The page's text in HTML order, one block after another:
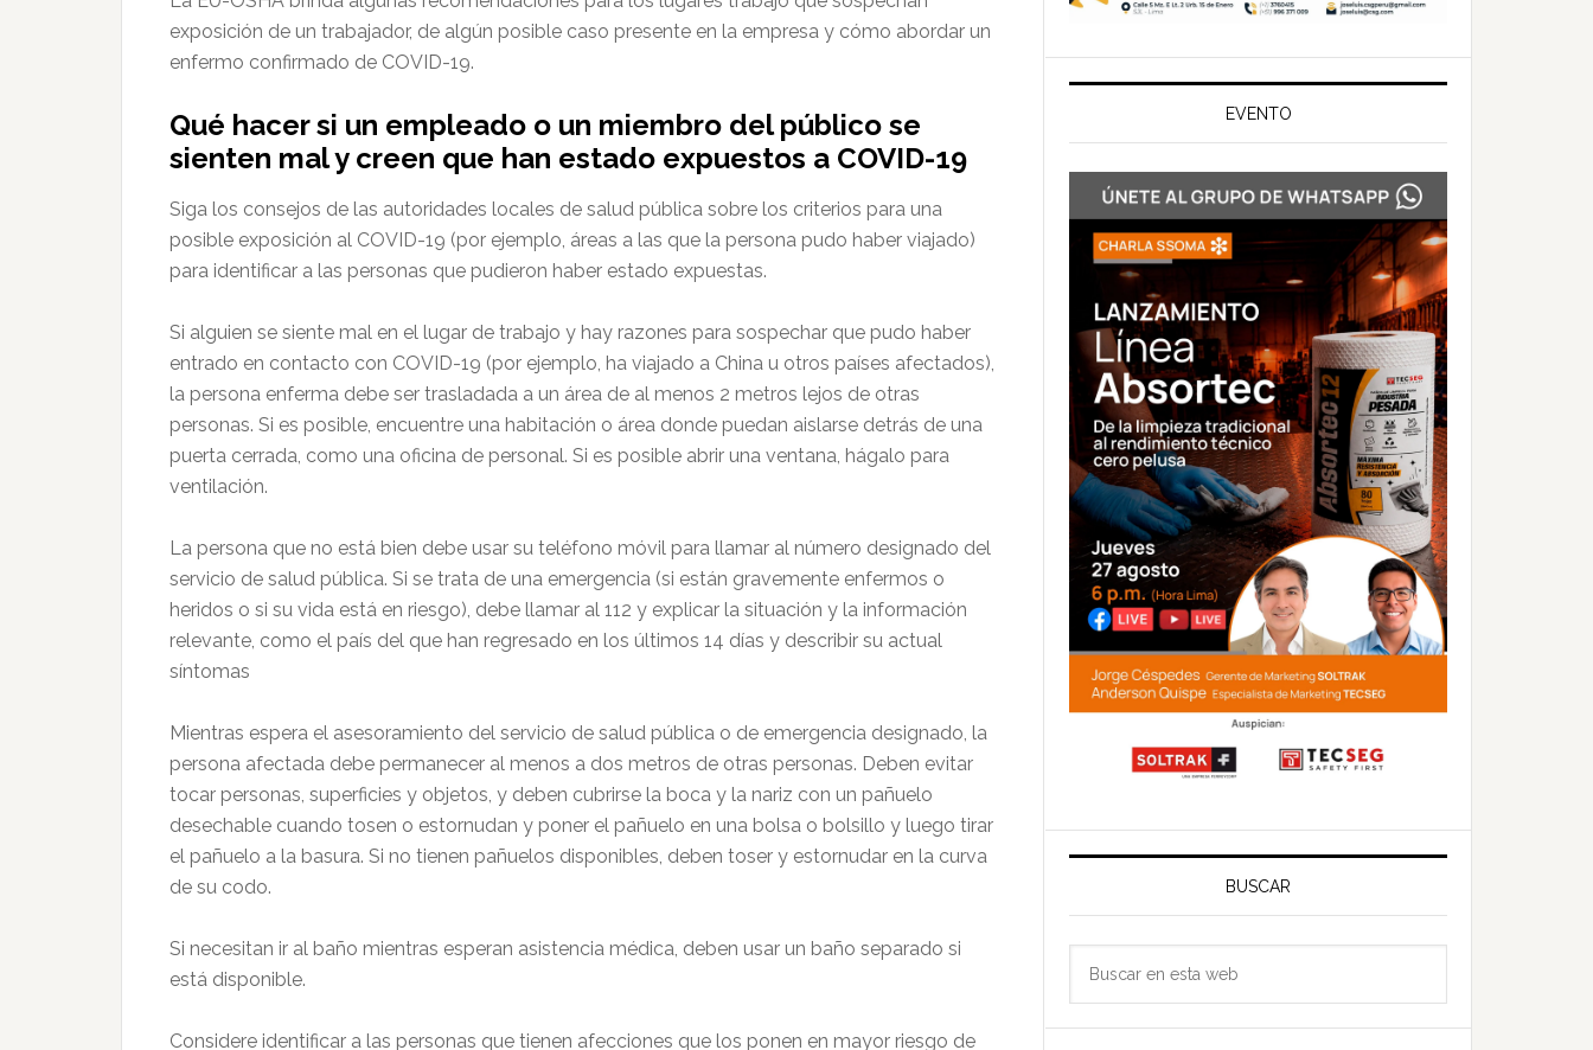
exposición de un trabajador, de algún posible caso presente en la empresa y cómo abordar un
enfermo confirmado de COVID-19.
Qué hacer si un empleado o un miembro del público se
sienten mal y creen que han estado expuestos a COVID-19
Siga los consejos de las autoridades locales de salud pública sobre los criterios para una
posible exposición al COVID-19 (por ejemplo, áreas a las que la persona pudo haber viajado)
para identificar a las personas que pudieron haber estado expuestas.
Si alguien se siente mal en el lugar de trabajo y hay razones para sospechar que pudo haber
entrado en contacto con COVID-19 (por ejemplo, ha viajado a China u otros países afectados),
la persona enferma debe ser trasladada a un área de al menos 2 metros lejos de otras
personas. Si es posible, encuentre una habitación o área donde puedan aislarse detrás de una
puerta cerrada, como una oficina de personal. Si es posible abrir una ventana, hágalo para
ventilación.
La persona que no está bien debe usar su teléfono móvil para llamar al número designado del
servicio de salud pública. Si se trata de una emergencia (si están gravemente enfermos o
heridos o si su vida está en riesgo), debe llamar al 112 y explicar la situación y la información
relevante, como el país del que han regresado en los últimos 14 días y describir su actual
síntomas
Mientras espera el asesoramiento del servicio de salud pública o de emergencia designado, la
persona afectada debe permanecer al menos a dos metros de otras personas. Deben evitar
tocar personas, superficies y objetos, y deben cubrirse la boca y la nariz con un pañuelo
desechable cuando tosen o estornudan y poner el pañuelo en una bolsa o bolsillo y luego tirar
el pañuelo a la basura. Si no tienen pañuelos disponibles, deben toser y estornudar en la curva
de su codo.
Si necesitan ir al baño mientras esperan asistencia médica, deben usar un baño separado si
está disponible.
Considere identificar a las personas que tienen afecciones que los ponen en mayor riesgo de
EVENTO
BUSCAR